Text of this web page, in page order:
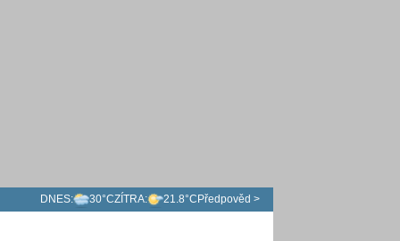
DNES: 30°CZÍTRA: 21.8°C Předpověd >